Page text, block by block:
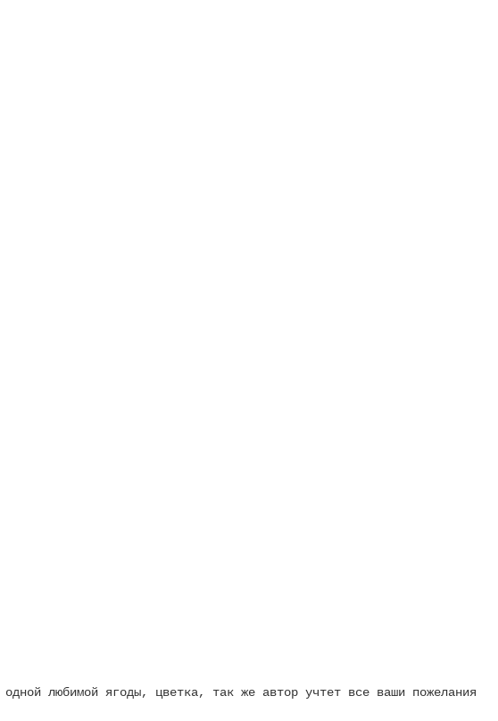
одной любимой ягоды, цветка, так же автор учтет все ваши пожелания